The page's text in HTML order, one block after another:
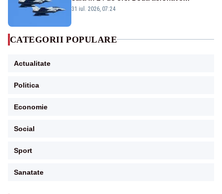
Eurofighter britanice au fost ridicate de la
31 iul. 2026, 07:24
CATEGORII POPULARE
Actualitate
Politica
Economie
Social
Sport
Sanatate